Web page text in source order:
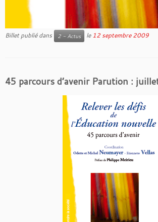
Billet publié dans 2 - Actus le12 septembre 2009
45 parcours d’avenir Parution :